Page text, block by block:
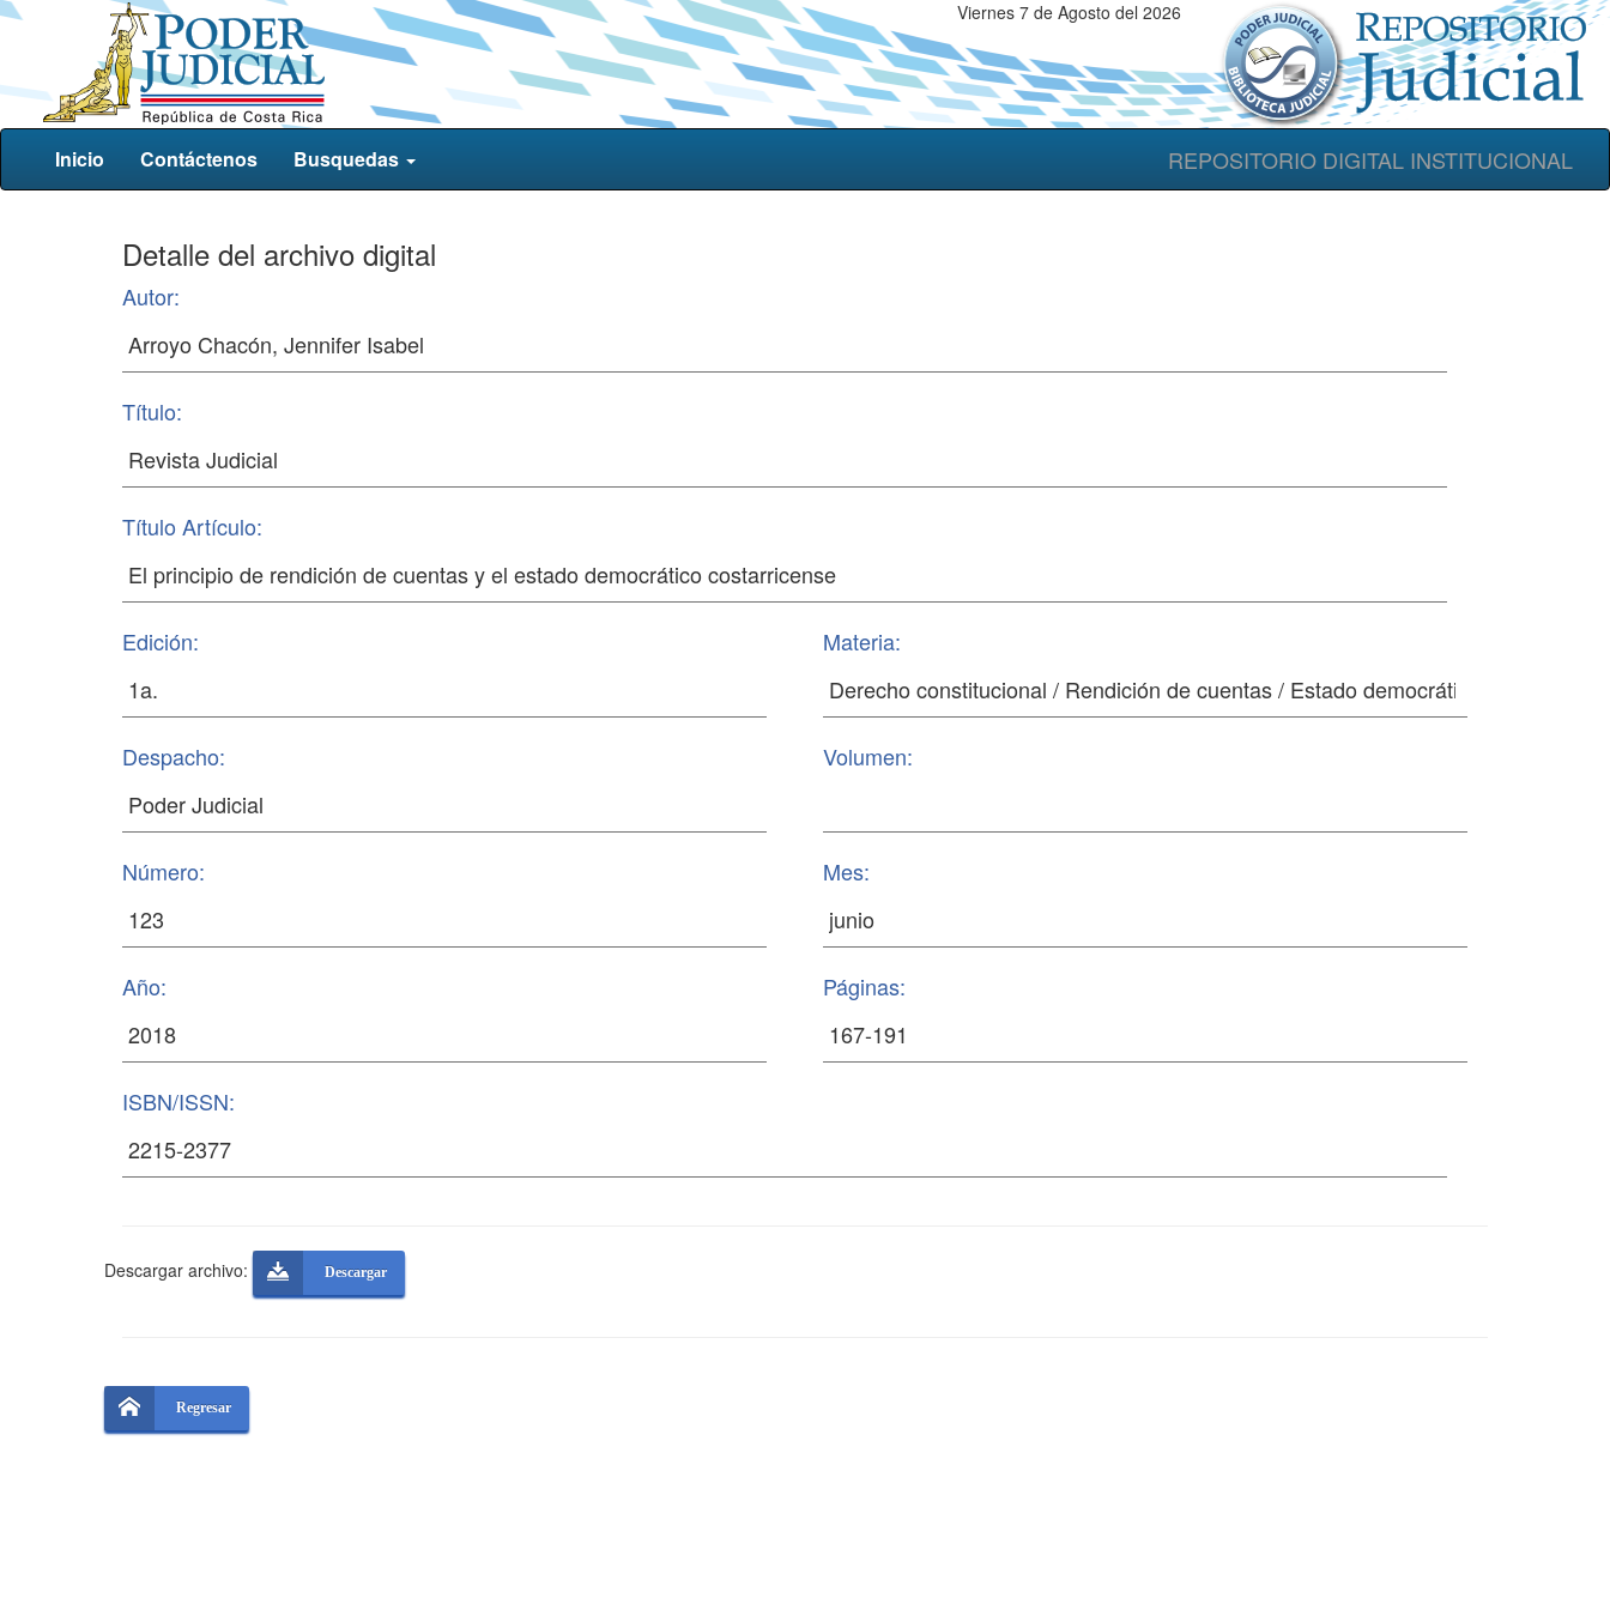
Viernes 7 de Agosto del 2026
REPOSITORIO DIGITAL INSTITUCIONAL
Inicio Contáctenos Busquedas
Detalle del archivo digital
Autor:
Título:
Título Artículo:
Edición: Materia:
Despacho: Volumen:
Número: Mes:
Año: Páginas:
ISBN/ISSN:
Descargar archivo: Descargar
Regresar